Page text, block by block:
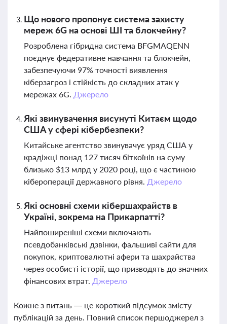
Що нового пропонує система захисту
мереж 6G на основі ШІ та блокчейну?
Розроблена гібридна система BFGMAQENN
поєднує федеративне навчання та блокчейн,
забезпечуючи 97% точності виявлення
кіберзагроз і стійкість до складних атак у
мережах 6G. Джерело
Які звинувачення висунуті Китаєм щодо
США у сфері кібербезпеки?
Китайське агентство звинувачує уряд США у
крадіжці понад 127 тисяч біткоїнів на суму
близько $13 млрд у 2020 році, що є частиною
кібероперації державного рівня. Джерело
Які основні схеми кібершахрайств в
Україні, зокрема на Прикарпатті?
Найпоширеніші схеми включають
псевдобанківські дзвінки, фальшиві сайти для
покупок, криптовалютні афери та шахрайства
через особисті історії, що призводять до значних
фінансових втрат. Джерело
Кожне з питань — це короткий підсумок змісту
публікацій за день. Повний список першоджерел з